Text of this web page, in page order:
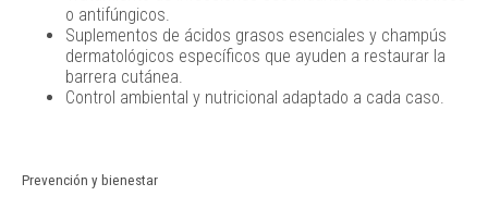
o antifúngicos.
Suplementos de ácidos grasos esenciales y champús
dermatológicos específicos que ayuden a restaurar la
barrera cutánea.
Control ambiental y nutricional adaptado a cada caso.
Prevención y bienestar